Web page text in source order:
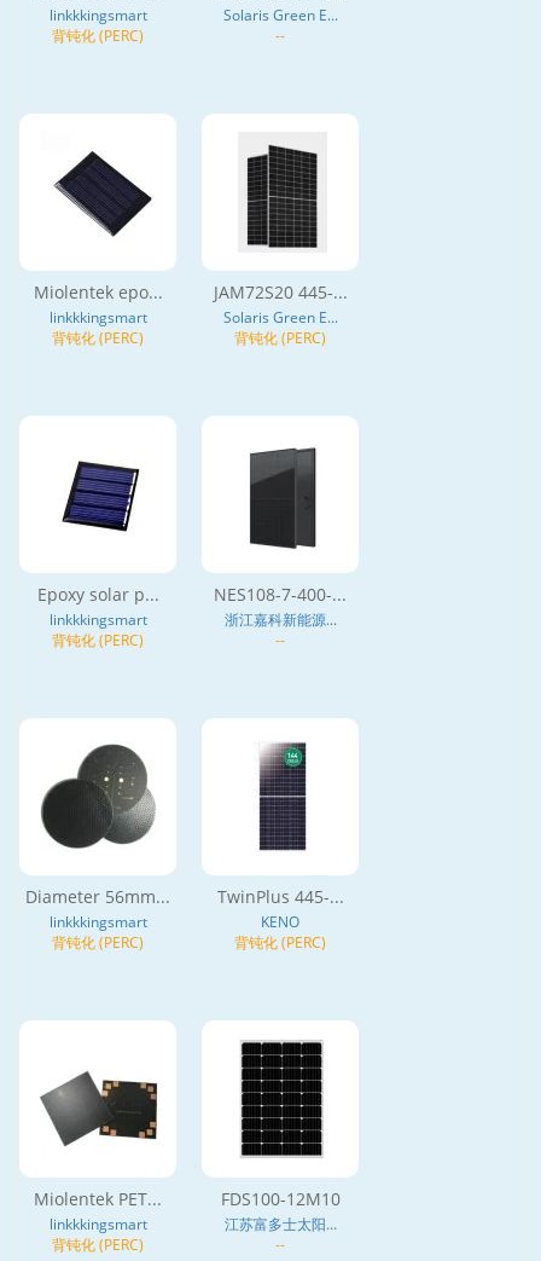
linkkkingsmart
背钝化 (PERC)
Solaris Green E...
--
Miolentek epo...
linkkkingsmart
背钝化 (PERC)
JAM72S20 445-...
Solaris Green E...
背钝化 (PERC)
Epoxy solar p...
linkkkingsmart
背钝化 (PERC)
NES108-7-400-...
浙江嘉科新能源...
--
Diameter 56mm...
linkkkingsmart
背钝化 (PERC)
TwinPlus 445-...
KENO
背钝化 (PERC)
Miolentek PET...
linkkkingsmart
背钝化 (PERC)
FDS100-12M10
江苏富多士太阳...
--